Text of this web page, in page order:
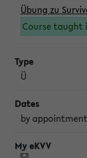
Übung zu
Course taught
Ü
by appointment